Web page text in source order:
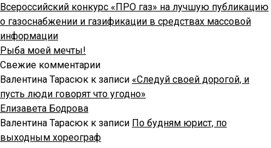
Всероссийский конкурс «ПРО газ» на лучшую публикацию
о газоснабжении и газификации в средствах массовой
информации
Рыба моей мечты!
Свежие комментарии
Валентина Тарасюк к записи «Следуй своей дорогой, и
пусть люди говорят что угодно»
Елизавета Бодрова
Валентина Тарасюк к записи По будням юрист, по
выходным хореограф